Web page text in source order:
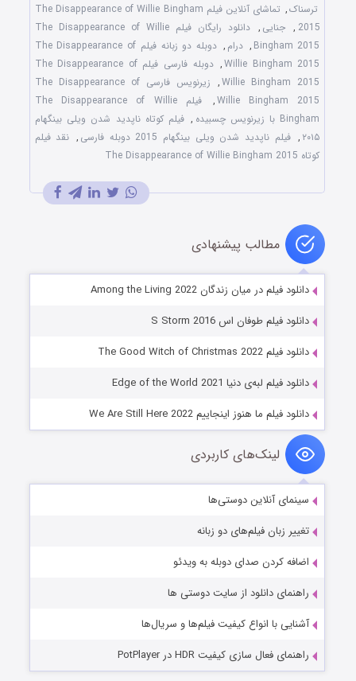
ترسناک,
تماشای آنلاین فیلم The Disappearance of Willie Bingham
2015
, جنایی ,
دانلود رایگان فیلم The Disappearance of Willie
Bingham 2015
, درام ,
دوبله دو زبانه فیلم The Disappearance of
Willie Bingham 2015
,
دوبله فارسی فیلم The Disappearance of
Willie Bingham 2015
,
زیرنویس فارسی The Disappearance of
Willie Bingham 2015
,
فیلم The Disappearance of Willie
Bingham با زیرنویس چسبیده
, فیلم کوتاه ناپدید شدن ویلی بینگهام
۲۰۱۵ , فیلم ناپدید شدن ویلی بینگهام 2015 دوبله فارسی , نقد فیلم
کوتاه The Disappearance of Willie Bingham 2015
مطالب پیشنهادی
دانلود فیلم در میان زندگان Among the Living 2022
دانلود فیلم طوفان اس S Storm 2016
دانلود فیلم The Good Witch of Christmas 2022
دانلود فیلم لبه‌ی دنیا Edge of the World 2021
دانلود فیلم ما هنوز اینجاییم We Are Still Here 2022
لینک‌های کاربردی
سینمای آنلاین دوستی‌ها
تغییر زبان فیلم‌های دو زبانه
اضافه کردن صدای دوبله به ویدئو
راهنمای دانلود از سایت دوستی ها
آشنایی با انواع کیفیت فیلم‌ها و سریال‌ها
راهنمای فعال سازی کیفیت HDR در PotPlayer